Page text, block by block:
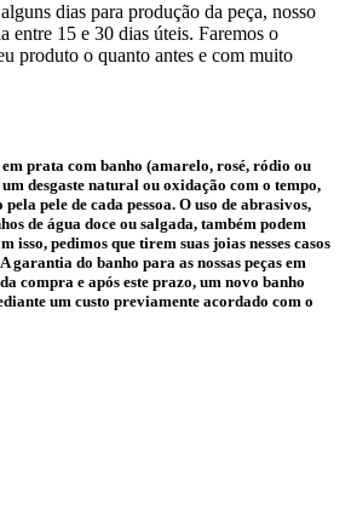
dias para produção da peça, nosso
entre 15 e 30 dias úteis. Faremos o
produto o quanto antes e com muito
em prata com banho (amarelo, rosé, ródio ou
desgaste natural ou oxidação com o tempo,
pele de cada pessoa. O uso de abrasivos,
de água doce ou salgada, também podem
isso, pedimos que tirem suas joias nesses casos
garantia do banho para as nossas peças em
compra e após este prazo, um novo banho
um custo previamente acordado com o